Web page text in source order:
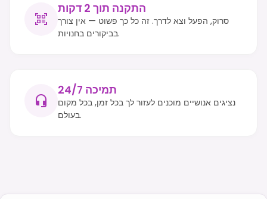
התקנה תוך 2 דקות
סרוק, הפעל וצא לדרך. זה כל כך פשוט — אין צורך
בביקורים בחנויות.
תמיכה 24/7
נציגים אנושיים מוכנים לעזור לך בכל זמן, בכל מקום
בעולם.